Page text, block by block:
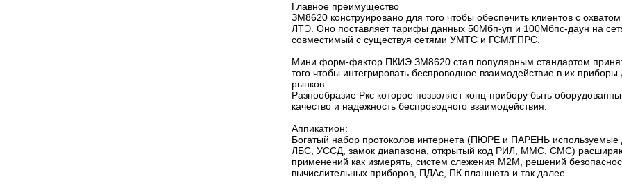
Главное преимущество
ЗМ8620 конструировано для того чтобы обеспечить клиентов с
ЛТЭ. Оно поставляет тарифы данных 50Мбп-уп и 100Мбпс-даун на
совместимый с существуя сетями УМТС и ГСМ/ГПРС.
Мини форм-фактор ПКИЭ ЗМ8620 стал популярным стандартом
того чтобы интегрировать беспроводное взаимодействие в их
рынков.
Разнообразие Ркс которое позволяет конц-прибору быть
качество и надежность беспроводного взаимодействия.
Аппикатион:
Богатый набор протоколов интернета (ПЮРЕ и ПАРЕНЬ
ЛБС, УССД, замок диапазона, открытый код РИЛ, ММС, СМС)
применений как измерять, систем слежения М2М, решений
вычислительных приборов, ПДАс, ПК планшета и так далее.